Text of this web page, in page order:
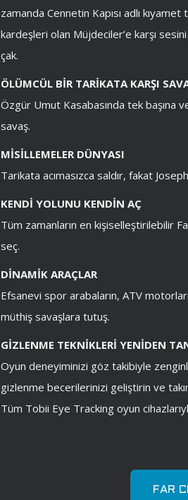
zamanda Cennetin Kapısı adlı
kardeşleri olan Müjdeciler’e karşı
çak.
ÖLÜMCÜL BİR TARİKATA KARŞI
Özgür Umut Kasabasında tek başına
savaş.
MİSİLLEMELER DÜNYASI
Tarikata acımasızca saldır, fakat
KENDİ YOLUNU KENDİN AÇ
Tüm zamanların en kişiselleştirilebilir
seç.
DİNAMİK ARAÇLAR
Efsanevi spor arabaların, ATV
müthiş savaşlara tutuş.
GİZLENME TEKNİKLERİ YENİDEN
Oyun deneyiminizi göz takibiyle
gizlenme becerilerinizi geliştirin ve
Tüm Tobii Eye Tracking oyun
FAR